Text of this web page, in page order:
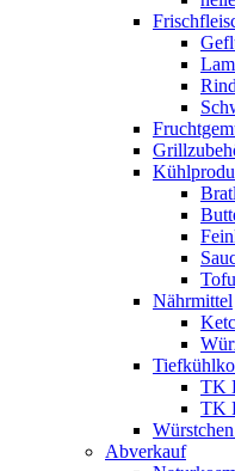
Rind
Nährmittel
TK
TK
Abverkauf